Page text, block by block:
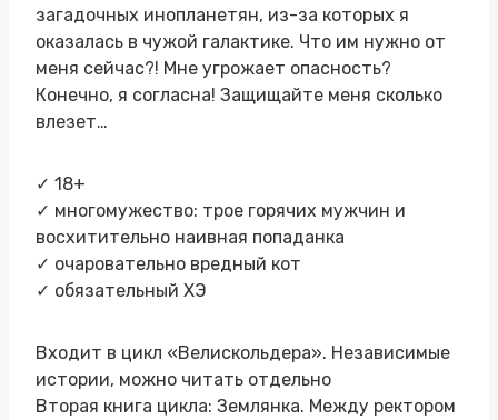
загадочных инопланетян, из-за которых я
оказалась в чужой галактике. Что им нужно от
меня сейчас?! Мне угрожает опасность?
Конечно, я согласна! Защищайте меня сколько
влезет…
✓ 18+
✓ многомужество: трое горячих мужчин и
восхитительно наивная попаданка
✓ очаровательно вредный кот
✓ обязательный ХЭ
Входит в цикл «Велискольдера». Независимые
истории, можно читать отдельно
Вторая книга цикла: Землянка. Между ректором